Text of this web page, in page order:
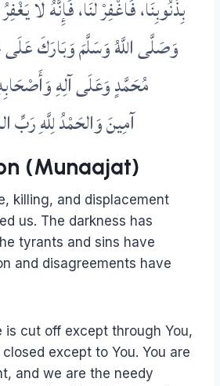
بِذُنُوبِنَا، فَاغْفِرْ لَنَا، فَإِنَّهُ لَا
وَصَلَّى اللَّهُ وَسَلَّمَ وَبَارَكَ عَلَى
مُحَمَّدٍ وَعَلَى آلِهِ
آمِينَ وَالحَمْدُ لِلَّهِ رَبِّ
(Munaajat)
killing, and displacement
us. The darkness has
tyrants and sins have
and disagreements have
is cut off except through You,
except to You. You are
and we are the needy